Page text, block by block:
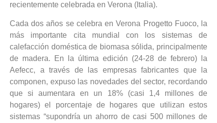
recientemente celebrada en Verona (Italia).
Cada dos años se celebra en Verona Progetto Fuoco, la
más importante cita mundial con los sistemas de
calefacción doméstica de biomasa sólida, principalmente
de madera. En la última edición (24-28 de febrero) la
Aefecc, a través de las empresas fabricantes que la
componen, expuso las novedades del sector, recordando
que si aumentara en un 18% (casi 1,4 millones de
hogares) el porcentaje de hogares que utilizan estos
sistemas “supondría un ahorro de casi 500 millones de